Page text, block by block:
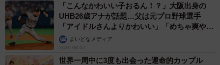
「こんなかわいい子おるん！？」大阪出身の
UHB26歳アナが話題…父は元プロ野球選手
「アイドルさんよりかわいい」「めちゃ爽や
か」まいどなメディア
2026.08.07
世界一周中に3度も出会った運命的カップル